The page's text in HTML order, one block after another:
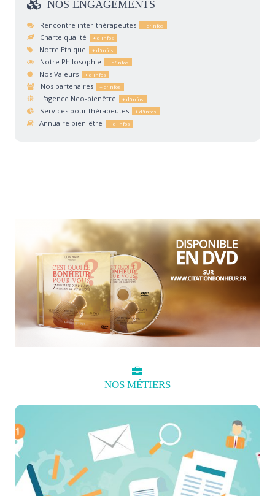
NOS ENGAGEMENTS
Rencontre inter-thérapeutes
Charte qualité
Notre Ethique
Notre Philosophie
Nos Valeurs
Nos partenaires
L'agence Neo-bienêtre
Services pour thérapeutes
Annuaire bien-être
NOS MÉTIERS